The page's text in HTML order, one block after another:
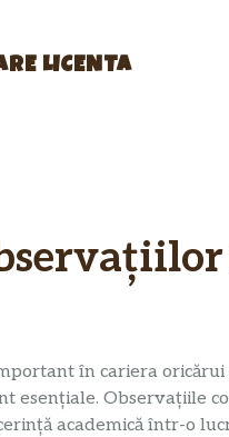
LICENTA
în cariera
esențiale. Observațiile
academică într-o